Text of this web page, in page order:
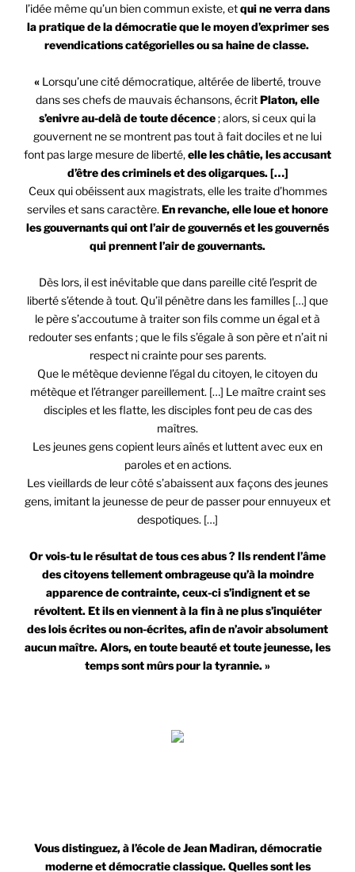
l’idée même qu’un bien commun existe, etqui ne verra dans
la pratique de la démocratie que le moyen d’exprimer ses
revendications catégorielles ou sa haine de classe.
« Lorsqu’une cité démocratique, altérée de liberté, trouve
dans ses chefs de mauvais échansons, écritPlaton,elle
s’enivre au-delà de toute décence; alors, si ceux qui la
gouvernent ne se montrent pas tout à fait dociles et ne lui
font pas large mesure de liberté,elle les châtie, les accusant
d’être des criminels et des oligarques. […]
Ceux qui obéissent aux magistrats, elle les traite d’hommes
serviles et sans caractère. En revanche, elle loue et honore
les gouvernants qui ont l’air de gouvernés et les gouvernés
qui prennent l’air de gouvernants.
Dès lors, il est inévitable que dans pareille cité l’esprit de
liberté s’étende à tout. Qu’il pénètre dans les familles […] que
le père s’accoutume à traiter son fils comme un égal et à
redouter ses enfants ; que le fils s’égale à son père et n’ait ni
respect ni crainte pour ses parents.
Que le métèque devienne l’égal du citoyen, le citoyen du
métèque et l’étranger pareillement. […] Le maître craint ses
disciples et les flatte, les disciples font peu de cas des
maîtres.
Les jeunes gens copient leurs aînés et luttent avec eux en
paroles et en actions.
Les vieillards de leur côté s’abaissent aux façons des jeunes
gens, imitant la jeunesse de peur de passer pour ennuyeux et
despotiques. […]
Or vois-tu le résultat de tous ces abus ? Ils rendent l’âme
des citoyens tellement ombrageuse qu’à la moindre
apparence de contrainte, ceux-ci s’indignent et se
révoltent. Et ils en viennent à la fin à ne plus s’inquiéter
des lois écrites ou non-écrites, afin de n’avoir absolument
aucun maître. Alors, en toute beauté et toute jeunesse, les
temps sont mûrs pour la tyrannie. »
Vous distinguez, à l’école de Jean Madiran, démocratie
moderne et démocratie classique. Quelles sont les